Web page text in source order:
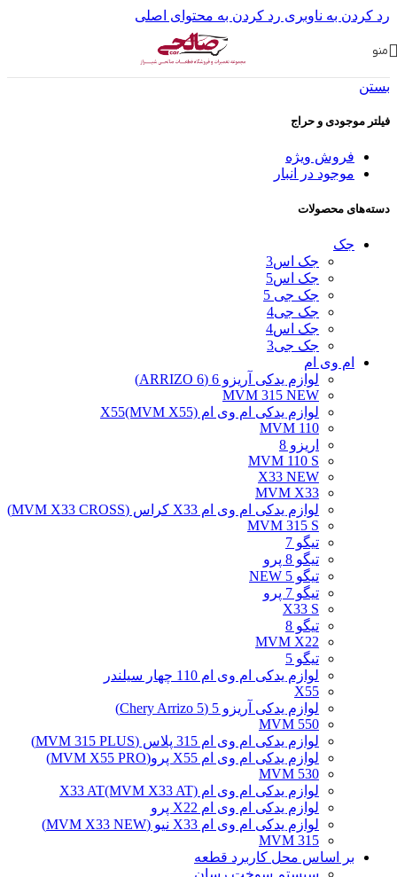
رد کردن به ناوبری رد کردن به محتوای اصلی
منو
بستن
فیلتر موجودی و حراج
فروش ویژه
موجود در انبار
دسته‌های محصولات
جک
جک اس3
جک اس5
جک جی 5
جک جی4
جک اس4
جک جی3
ام وی ام
لوازم یدکی آریزو 6 (ARRIZO 6)
MVM 315 NEW
لوازم یدکی ام وی ام X55(MVM X55)
MVM 110
اریزو 8
MVM 110 S
X33 NEW
MVM X33
لوازم یدکی ام وی ام X33 کراس (MVM X33 CROSS)
MVM 315 S
تیگو 7
تیگو 8 پرو
تیگو 5 NEW
تیگو 7 پرو
X33 S
تیگو 8
MVM X22
تیگو 5
لوازم یدکی ام وی ام 110 چهار سیلندر
X55
لوازم یدکی آریزو 5 (Chery Arrizo 5)
MVM 550
لوازم یدکی ام وی ام 315 پلاس (MVM 315 PLUS)
لوازم یدکی ام وی ام X55 پرو(MVM X55 PRO)
MVM 530
لوازم یدکی ام وی ام X33 AT(MVM X33 AT)
لوازم یدکی ام وی ام X22 پرو
لوازم یدکی ام وی ام X33 نیو (MVM X33 NEW)
MVM 315
بر اساس محل کاربرد قطعه
سیستم سوخت رسان